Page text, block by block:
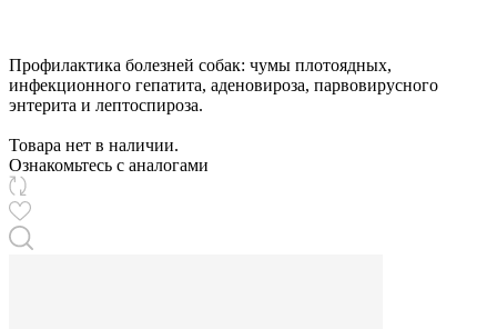
Профилактика болезней собак: чумы плотоядных,
инфекционного гепатита, аденовироза, парвовирусного
энтерита и лептоспироза.
Товара нет в наличии.
Ознакомьтесь с аналогами